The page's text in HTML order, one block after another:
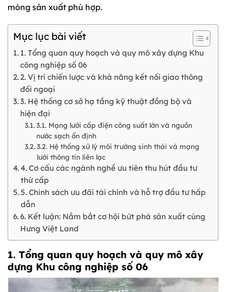
móng sản xuất phù hợp.
Mục lục bài viết
1. Tổng quan quy hoạch và quy mô xây dựng Khu
công nghiệp số 06
2. Vị trí chiến lược và khả năng kết nối giao thông
đối ngoại
3. Hệ thống cơ sở hạ tầng kỹ thuật đồng bộ và
hiện đại
3.1. Mạng lưới cấp điện công suất lớn và nguồn
nước sạch ổn định
3.2. Hệ thống xử lý môi trường sinh thái và mạng
lưới thông tin liên lạc
4. Cơ cấu các ngành nghề ưu tiên thu hút đầu tư
thứ cấp
5. Chính sách ưu đãi tài chính và hỗ trợ đầu tư hấp
dẫn
6. Kết luận: Nắm bắt cơ hội bứt phá sản xuất cùng
Hưng Việt Land
1. Tổng quan quy hoạch và quy mô xây
dựng Khu công nghiệp số 06